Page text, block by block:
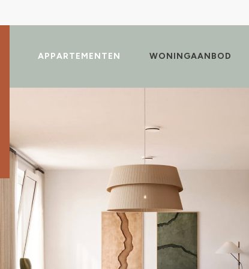
APPARTEMENTEN WONINGAANBOD